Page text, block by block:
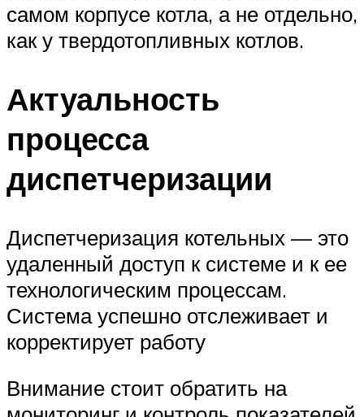
самом корпусе котла, а не отдельно,
как у твердотопливных котлов.
Актуальность
процесса
диспетчеризации
Диспетчеризация котельных — это
удаленный доступ к системе и к ее
технологическим процессам.
Система успешно отслеживает и
корректирует работу
Внимание стоит обратить на